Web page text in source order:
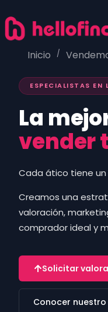
Inicio /
ESPECIALISTAS EN
La
vender
Cada ático tiene un
Creamos una
valoración,
comprador ideal y
Solicitar
Conocer